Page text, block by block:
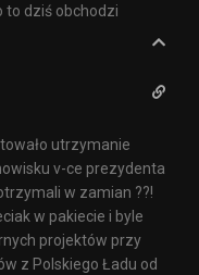
to dziś obchodzi
utrzymanie
v-ce prezydenta
w zamian ??!
w pakiecie i byle
projektów przy
z Polskiego Ładu od